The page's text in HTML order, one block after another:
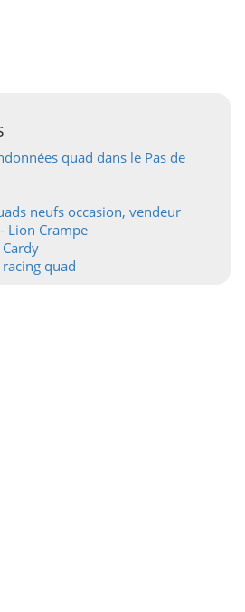
quad dans le Pas de
neufs occasion, vendeur
Lion Crampe
quad